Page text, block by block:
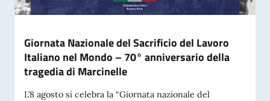
Giornata Nazionale del Sacrificio del Lavoro
Italiano nel Mondo – 70° anniversario della
tragedia di Marcinelle
L’8 agosto si celebra la “Giornata nazionale del